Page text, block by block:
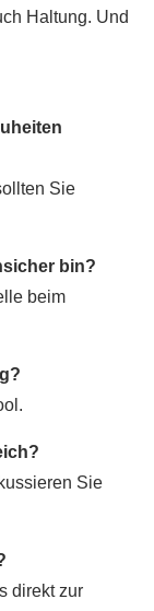
Haltung. Und
Sie
bin?
beim
Sie
direkt zur